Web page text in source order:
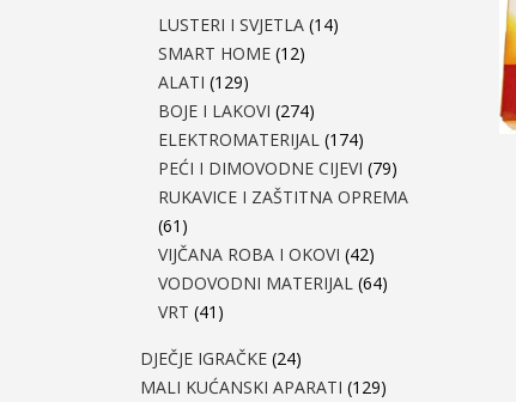
LUSTERI I SVJETLA (14)
SMART HOME (12)
ALATI (129)
BOJE I LAKOVI (274)
ELEKTROMATERIJAL (174)
PEĆI I DIMOVODNE CIJEVI (79)
RUKAVICE I ZAŠTITNA OPREMA
(61)
VIJČANA ROBA I OKOVI (42)
VODOVODNI MATERIJAL (64)
VRT (41)
DJEČJE IGRAČKE (24)
MALI KUĆANSKI APARATI (129)